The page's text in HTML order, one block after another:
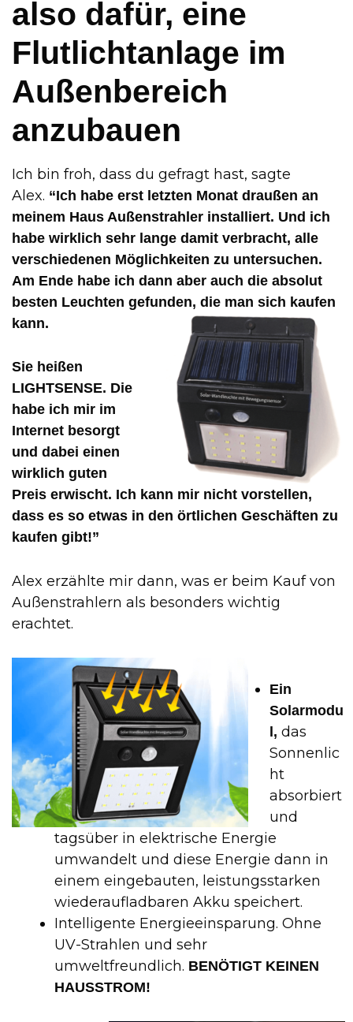
also dafür, eine
Flutlichtanlage im
Außenbereich
anzubauen
Ich bin froh, dass du gefragt hast, sagte
Alex. “Ich habe erst letzten Monat draußen an
meinem Haus Außenstrahler installiert. Und ich
habe wirklich sehr lange damit verbracht, alle
verschiedenen Möglichkeiten zu untersuchen.
Am Ende habe ich dann aber auch die absolut
besten Leuchten gefunden, die man sich kaufen
kann.
Sie heißen
LIGHTSENSE. Die
habe ich mir im
Internet besorgt
und dabei einen
wirklich guten
Preis erwischt. Ich kann mir nicht vorstellen,
dass es so etwas in den örtlichen Geschäften zu
kaufen gibt!”
Alex erzählte mir dann, was er beim Kauf von
Außenstrahlern als besonders wichtig
erachtet.
Ein
Solarmodu
l, das
Sonnenlic
ht
absorbiert
und
tagsüber in elektrische Energie
umwandelt und diese Energie dann in
einem eingebauten, leistungsstarken
wiederaufladbaren Akku speichert.
Intelligente Energieeinsparung. Ohne
UV-Strahlen und sehr
umweltfreundlich. BENÖTIGT KEINEN
HAUSSTROM!